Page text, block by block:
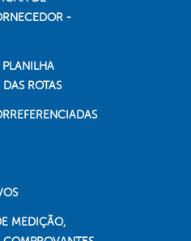
-
ROTAS
MEDIÇÃO,